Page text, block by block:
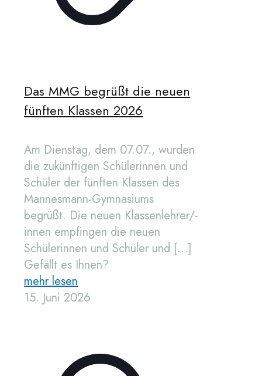
Das MMG begrüßt die neuen
fünften Klassen 2026
Am Dienstag, dem 07.07., wurden
die zukünftigen Schülerinnen und
Schüler der fünften Klassen des
Mannesmann-Gymnasiums
begrüßt. Die neuen Klassenlehrer/-
innen empfingen die neuen
Schülerinnen und Schüler und […]
Gefällt es Ihnen?
mehr lesen
15. Juni 2026